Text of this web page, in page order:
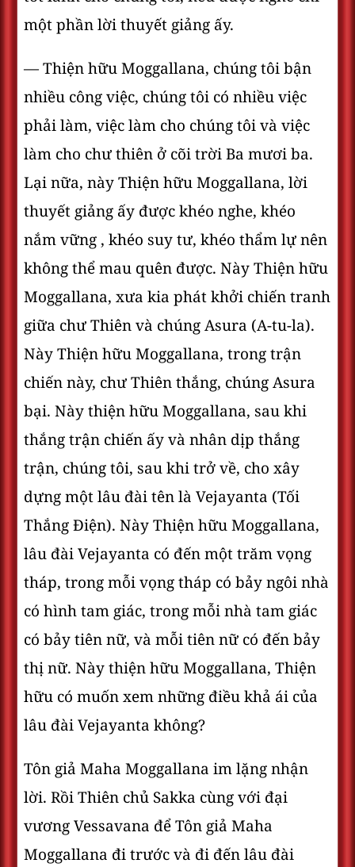
một phần lời thuyết giảng ấy.
— Thiện hữu Moggallana, chúng tôi bận
nhiều công việc, chúng tôi có nhiều việc
phải làm, việc làm cho chúng tôi và việc
làm cho chư thiên ở cõi trời Ba mươi ba.
Lại nữa, này Thiện hữu Moggallana, lời
thuyết giảng ấy được khéo nghe, khéo
nắm vững , khéo suy tư, khéo thẩm lự nên
không thể mau quên được. Này Thiện hữu
Moggallana, xưa kia phát khởi chiến tranh
giữa chư Thiên và chúng Asura (A-tu-la).
Này Thiện hữu Moggallana, trong trận
chiến này, chư Thiên thắng, chúng Asura
bại. Này thiện hữu Moggallana, sau khi
thắng trận chiến ấy và nhân dịp thắng
trận, chúng tôi, sau khi trở về, cho xây
dựng một lâu đài tên là Vejayanta (Tối
Thắng Ðiện). Này Thiện hữu Moggallana,
lâu đài Vejayanta có đến một trăm vọng
tháp, trong mỗi vọng tháp có bảy ngôi nhà
có hình tam giác, trong mỗi nhà tam giác
có bảy tiên nữ, và mỗi tiên nữ có đến bảy
thị nữ. Này thiện hữu Moggallana, Thiện
hữu có muốn xem những điều khả ái của
lâu đài Vejayanta không?
Tôn giả Maha Moggallana im lặng nhận
lời. Rồi Thiên chủ Sakka cùng với đại
vương Vessavana để Tôn giả Maha
Moggallana đi trước và đi đến lâu đài